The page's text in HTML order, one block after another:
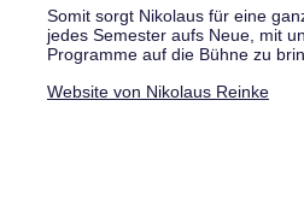
Somit sorgt Nikolaus für eine
jedes Semester aufs Neue, mit
Programme auf die Bühne zu
Website von Nikolaus Reinke